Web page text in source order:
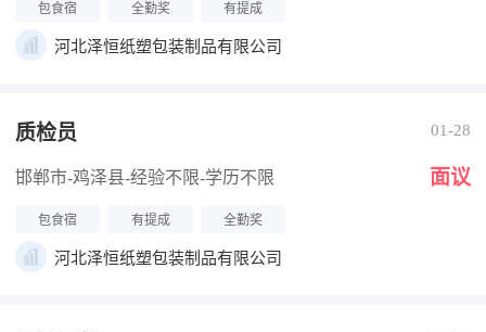
包食宿 全勤奖 有提成
河北泽恒纸塑包装制品有限公司
质检员 01-28
邯郸市-鸡泽县-经验不限-学历不限 面议
包食宿 有提成 全勤奖
河北泽恒纸塑包装制品有限公司